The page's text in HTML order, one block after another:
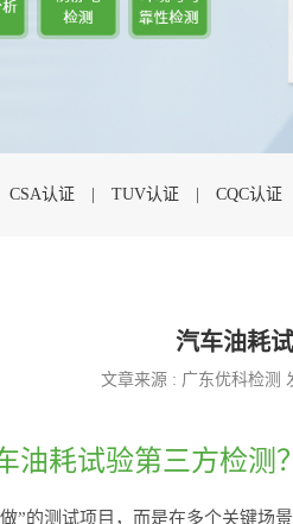
CSA认证 TUV认证 CQC认证
汽车油耗
文章来源 : 广东优科检测
油耗试验第三方检测？
”的测试项目，而是在多个关键场景